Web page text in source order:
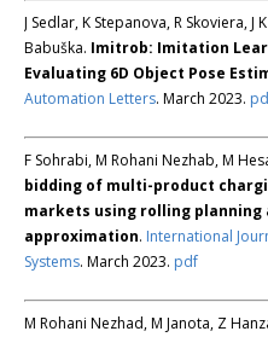
J Sedlar, K Stepanova, R Skoviera, J
Babuška. Imitrob: Imitation
Evaluating 6D Object Pose
Automation Letters. March 2023.
F Sohrabi, M Rohani Nezhab, M
bidding of multi-product
markets using rolling planning
approximation. International
Systems. March 2023. pdf
M Rohani Nezhad, M Janota, Z